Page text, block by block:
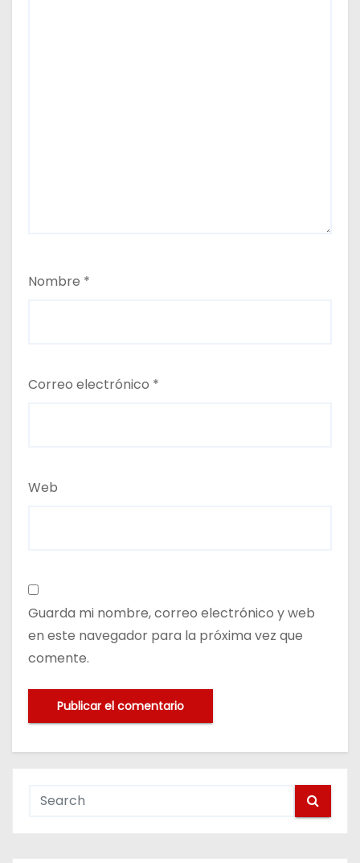
Nombre *
Correo electrónico *
Web
Guarda mi nombre, correo electrónico y web
en este navegador para la próxima vez que
comente.